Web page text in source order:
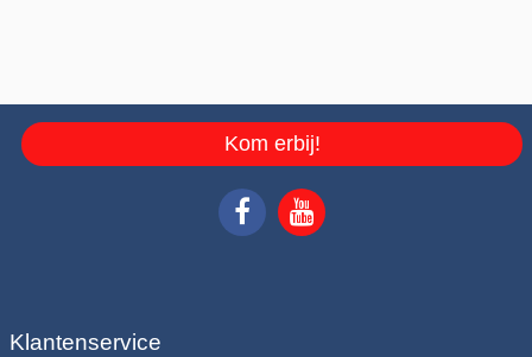
Kom erbij!
Klantenservice